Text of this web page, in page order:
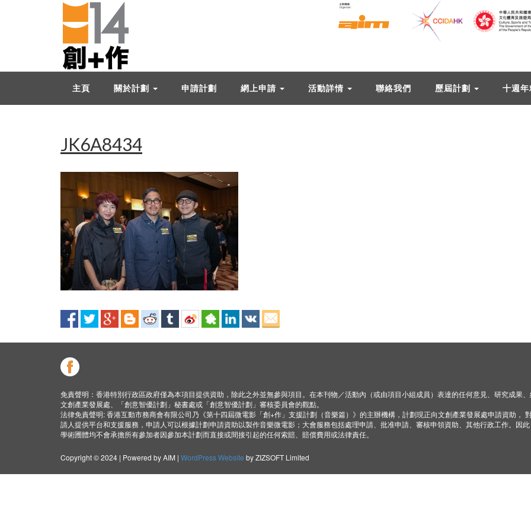
主頁 關於計劃 申請計劃 網上申請 活動詳情 聯絡我們 歷屆計劃 十週
JK6A8434
免責聲明：香港特別行政區政府僅為本項目提供資助，除此之外並無參與項目。在本刊物／活動內（或由項目小組成員）表達的任何意見、研究成果
文創產業發展處、「創意智優計劃」秘書處或「創意智優計劃」審核委員會的觀點。
法律免責聲明: 香港互動市務商會有限公司乃《第十四屆微電影「創+作」支援計劃（音樂篇）》的主辦機構，計劃現正向文創產業發展處申請資助，
請人提供平台和支援服務，申請人可以根據計劃申請資助以製作音樂微電影；大會服務包括處理申請、批准申請、審核申領資助、其他行政工作。因
學術圑體均不會承擔所有參加者因參加本計劃而直接或間接引起的任何索賠、賠償費用或法律責任。
Copyright © 2024 | Powered by AIM | WordPress Website by ZIZSOFT Limited